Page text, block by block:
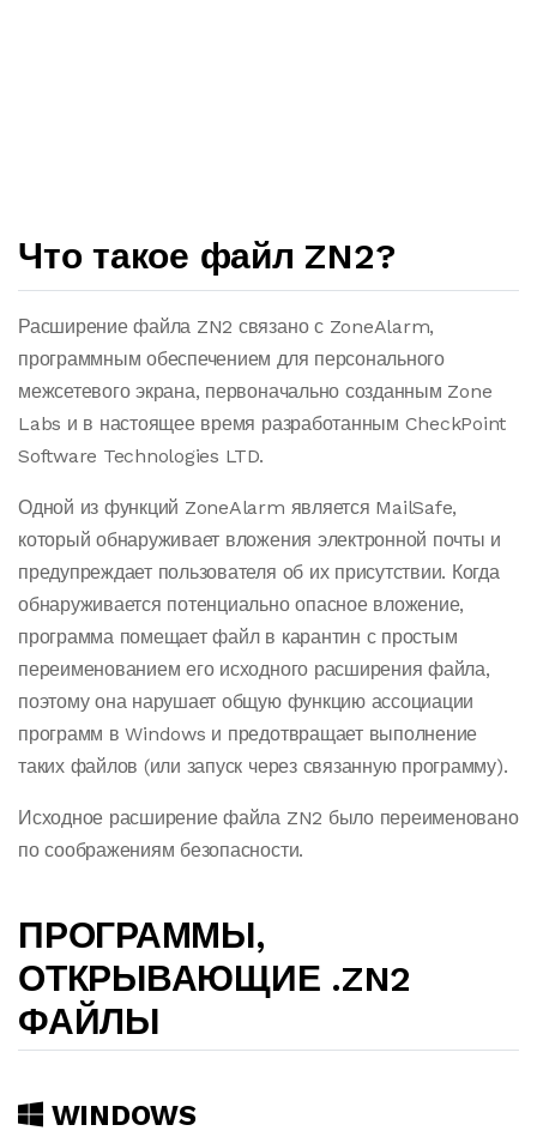
Что такое файл ZN2?
Расширение файла ZN2 связано с ZoneAlarm,
программным обеспечением для персонального
межсетевого экрана, первоначально созданным Zone
Labs и в настоящее время разработанным CheckPoint
Software Technologies LTD.
Одной из функций ZoneAlarm является MailSafe,
который обнаруживает вложения электронной почты и
предупреждает пользователя об их присутствии. Когда
обнаруживается потенциально опасное вложение,
программа помещает файл в карантин с простым
переименованием его исходного расширения файла,
поэтому она нарушает общую функцию ассоциации
программ в Windows и предотвращает выполнение
таких файлов (или запуск через связанную программу).
Исходное расширение файла ZN2 было переименовано
по соображениям безопасности.
ПРОГРАММЫ,
ОТКРЫВАЮЩИЕ .ZN2
ФАЙЛЫ
WINDOWS